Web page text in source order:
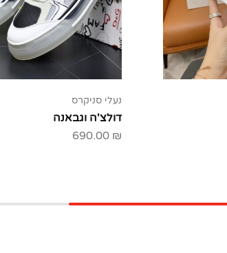
נעלי סניקרס
דולצ'ה וגבאנה
690.00 ₪